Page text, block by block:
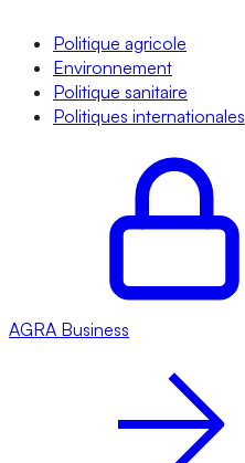
Politique agricole
Environnement
Politique sanitaire
Politiques internationales
AGRA Business